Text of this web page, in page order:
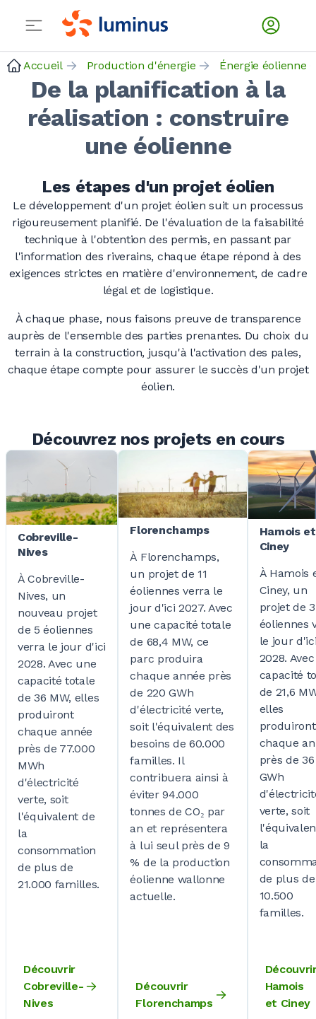
Accueil Production d'énergie Énergie éolienne
De la planification à la
réalisation : construire
une éolienne
Les étapes d'un projet éolien
Le développement d'un projet éolien suit un processus
rigoureusement planifié. De l'évaluation de la faisabilité
technique à l'obtention des permis, en passant par
l'information des riverains, chaque étape répond à des
exigences strictes en matière d'environnement, de cadre
légal et de logistique.
À chaque phase, nous faisons preuve de transparence
auprès de l'ensemble des parties prenantes. Du choix du
terrain à la construction, jusqu'à l'activation des pales,
chaque étape compte pour assurer le succès d'un projet
éolien.
Découvrez nos projets en cours
Cobreville-
Nives
À Cobreville-
Nives, un
nouveau projet
de 5 éoliennes
verra le jour d'ici
2028. Avec une
capacité totale
de 36 MW, elles
produiront
chaque année
près de 77.000
MWh
d'électricité
verte, soit
l'équivalent de
la
consommation
de plus de
21.000 familles.
Découvrir
Cobreville-
Nives
Florenchamps
À Florenchamps,
un projet de 11
éoliennes verra le
jour d'ici 2027. Avec
une capacité totale
de 68,4 MW, ce
parc produira
chaque année près
de 220 GWh
d'électricité verte,
soit l'équivalent des
besoins de 60.000
familles. Il
contribuera ainsi à
éviter 94.000
tonnes de CO₂ par
an et représentera
à lui seul près de 9
% de la production
éolienne wallonne
actuelle.
Découvrir
Florenchamps
Hamois et
Ciney
À Hamois
Ciney, un
projet de 3
éoliennes
le jour
2028.
capacité
de 21,6
elles
produiront
chaque
près de 36
GWh
verte, soit
la
de plus de
10.500
familles.
Hamois
et Ciney